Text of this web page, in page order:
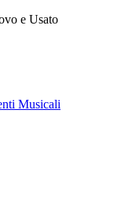
e Usato